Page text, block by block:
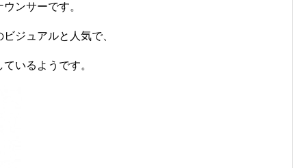
ンサーです。
ジュアルと人気で、
いるようです。